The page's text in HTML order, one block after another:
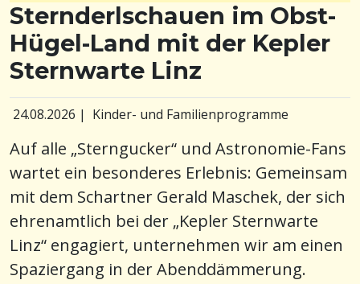
Sternderlschauen im Obst-
Hügel-Land mit der Kepler
Sternwarte Linz
24.08.2026 | Kinder- und Familienprogramme
Auf alle „Sterngucker“ und Astronomie-Fans
wartet ein besonderes Erlebnis: Gemeinsam
mit dem Schartner Gerald Maschek, der sich
ehrenamtlich bei der „Kepler Sternwarte
Linz“ engagiert, unternehmen wir am einen
Spaziergang in der Abenddämmerung.